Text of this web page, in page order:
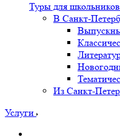
Туры для школьников
В Санкт-
Из Санкт-
Услуги